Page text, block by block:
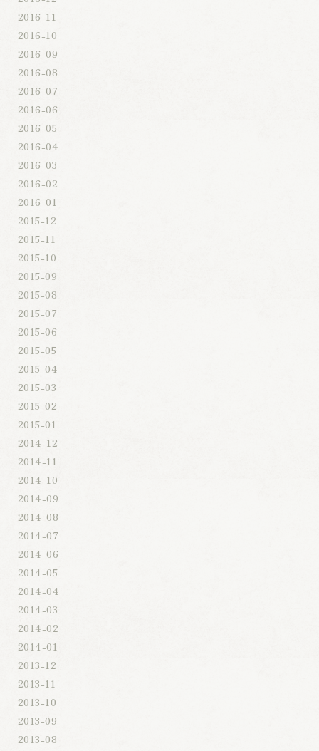
2016-11
2016-10
2016-09
2016-08
2016-07
2016-06
2016-05
2016-04
2016-03
2016-02
2016-01
2015-12
2015-11
2015-10
2015-09
2015-08
2015-07
2015-06
2015-05
2015-04
2015-03
2015-02
2015-01
2014-12
2014-11
2014-10
2014-09
2014-08
2014-07
2014-06
2014-05
2014-04
2014-03
2014-02
2014-01
2013-12
2013-11
2013-10
2013-09
2013-08